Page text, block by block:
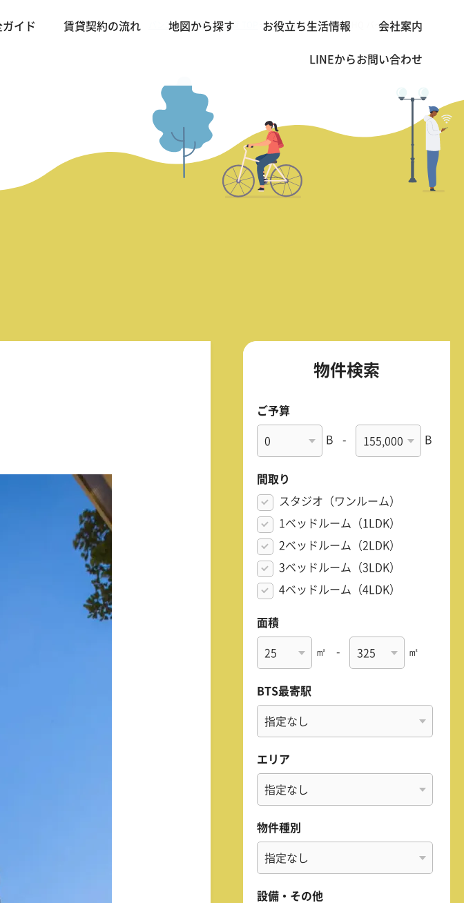
イド 賃貸契約の流れ 地図から探す お役立ち生活情報 会社案内
LINEからお問い合わせ
バンコクの不動産・賃貸 TOP >1 BED>HQ by Sansiri | HQ バイ サンシリ
物件検索
ご予算
B - B
間取り
スタジオ（ワンルーム）
1ベッドルーム（1LDK）
2ベッドルーム（2LDK）
3ベッドルーム（3LDK）
4ベッドルーム（4LDK）
面積
㎡ - ㎡
BTS最寄駅
エリア
物件種別
設備・その他